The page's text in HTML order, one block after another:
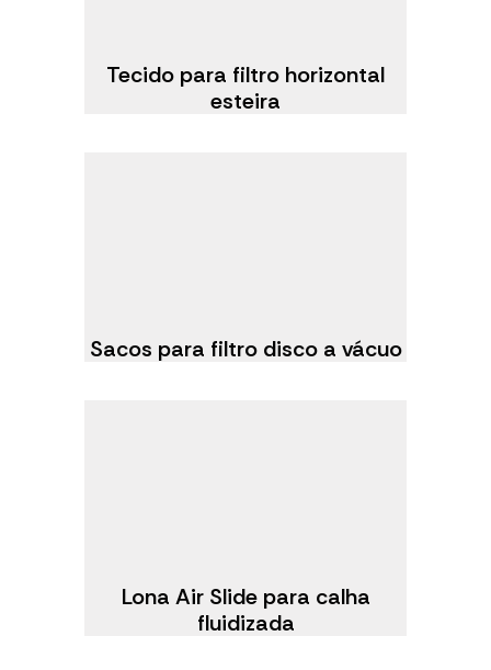
Tecido para filtro horizontal
esteira
Sacos para filtro disco a vácuo
Lona Air Slide para calha
fluidizada